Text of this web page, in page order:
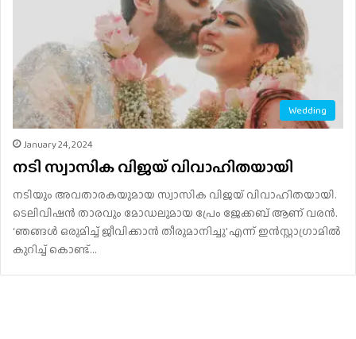
Wedding
January 24, 2024
നടി സ്വാസിക വിജയ് വിവാഹിതയായി
നടിയും അവതാരകയുമായ സ്വാസിക വിജയ് വിവാഹിതയായി.
ടെലിവിഷൻ താരവും മോഡലുമായ പ്രേം ജേക്കബ് ആണ് വരൻ.
‘ഞങ്ങൾ ഒരുമിച്ച് ജീവിക്കാൻ തീരുമാനിച്ചു’ എന്ന് ഇൻസ്റ്റാഗ്രാമിൽ
കുറിച്ച് കൊണ്ട്…